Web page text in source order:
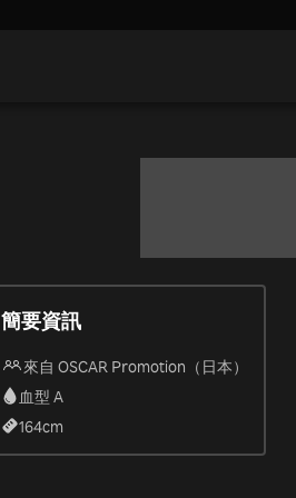
簡要資訊
來自 OSCAR Promotion（日本）
血型 A
164cm